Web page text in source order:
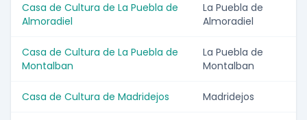
Casa de Cultura de La Puebla de
Almoradiel
La Puebla de
Almoradiel
Casa de Cultura de La Puebla de
Montalban
La Puebla de
Montalban
Casa de Cultura de Madridejos Madridejos